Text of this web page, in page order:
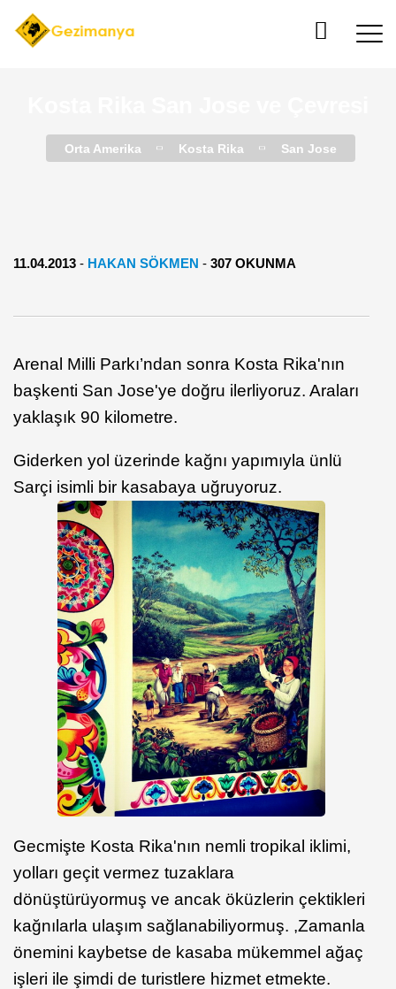
Orta Amerika Kosta Rika San Jose
11.04.2013 - HAKAN SÖKMEN - 307 OKUNMA
Arenal Milli Parkı’ndan sonra Kosta Rika'nın
başkenti San Jose'ye doğru ilerliyoruz. Araları
yaklaşık 90 kilometre.
Giderken yol üzerinde kağnı yapımıyla ünlü
Sarçi isimli bir kasabaya uğruyoruz.
Gecmişte Kosta Rika'nın nemli tropikal iklimi,
yolları geçit vermez tuzaklara
dönüştürüyormuş ve ancak öküzlerin çektikleri
kağnılarla ulaşım sağlanabiliyormuş. ,Zamanla
önemini kaybetse de kasaba mükemmel ağaç
işleri ile şimdi de turistlere hizmet etmekte.